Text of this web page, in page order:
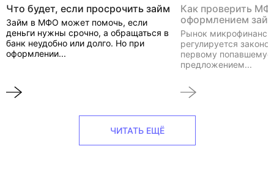
Что будет, если просрочить займ
Займ в МФО может помочь, если
деньги нужны срочно, а обращаться в
банк неудобно или долго. Но при
оформлении...
Как проверить
оформлением
Рынок
регулируется
первому
предложением...
ЧИТАТЬ ЕЩЁ